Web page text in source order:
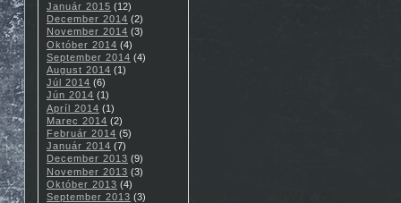
Január 2015 (12)
December 2014 (2)
November 2014 (3)
Október 2014 (4)
September 2014 (4)
August 2014 (1)
Júl 2014 (6)
Jún 2014 (1)
Apríl 2014 (1)
Marec 2014 (2)
Február 2014 (5)
Január 2014 (7)
December 2013 (9)
November 2013 (3)
Október 2013 (4)
September 2013 (3)